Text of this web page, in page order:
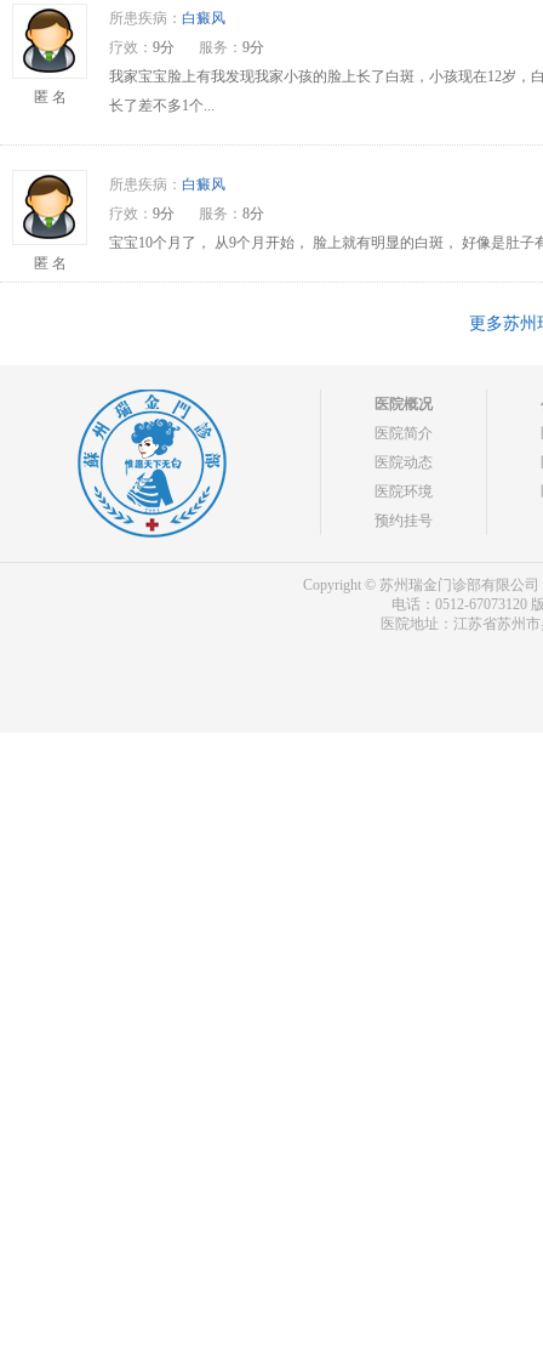
匿 名
所患疾病： 白癜风
疗效： 9分 服务： 9分
我家宝宝脸上有我发现我家小孩的脸上长了白斑，小孩现在12岁
长了差不多1个...
匿 名
所患疾病： 白癜风
疗效： 9分 服务： 8分
宝宝10个月了， 从9个月开始， 脸上就有明显的白斑， 好像是肚
更多苏州
医院概况
医院简介
医院动态
医院环境
预约挂号
Copyright © 苏州瑞金门诊部有限公司
电话：0512-67073120
医院地址：江苏省苏州